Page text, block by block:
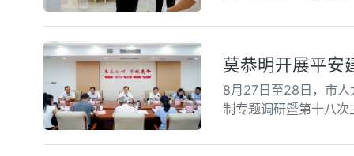
莫恭明开展平安
8月27日至28日，市人
制专题调研暨第十八